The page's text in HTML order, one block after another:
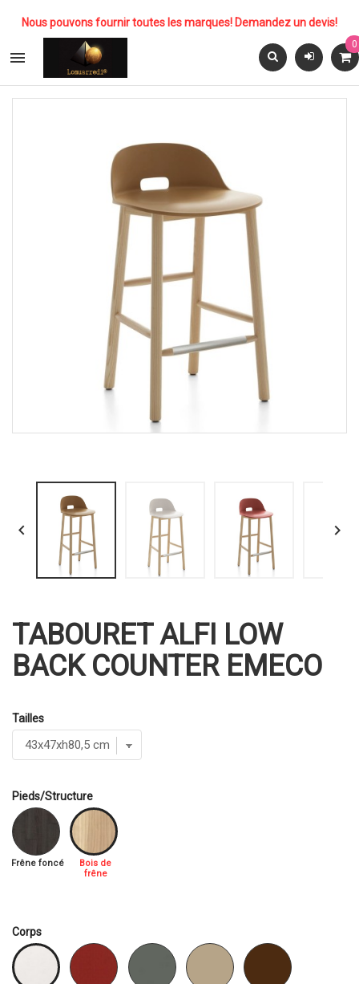
Nous pouvons fournir toutes les marques! Demandez un devis!

0
 
TABOURET ALFI LOW
BACK COUNTER EMECO
Tailles
Pieds/Structure
Frêne foncé
Bois de
frêne
Corps